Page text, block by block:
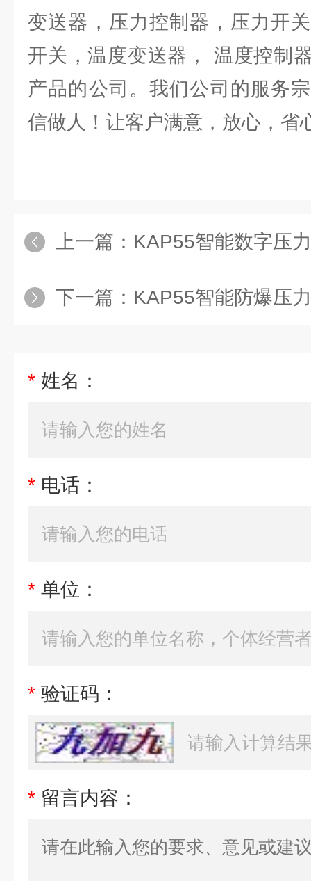
变送器，压力控制器，压力开
开关，温度变送器， 温度控制
产品的公司。我们公司的服务
信做人！让客户满意，放心，省
上一篇： KAP55智能数字压
下一篇： KAP55智能防爆压
* 姓名：
* 电话：
* 单位：
* 验证码：
* 留言内容：